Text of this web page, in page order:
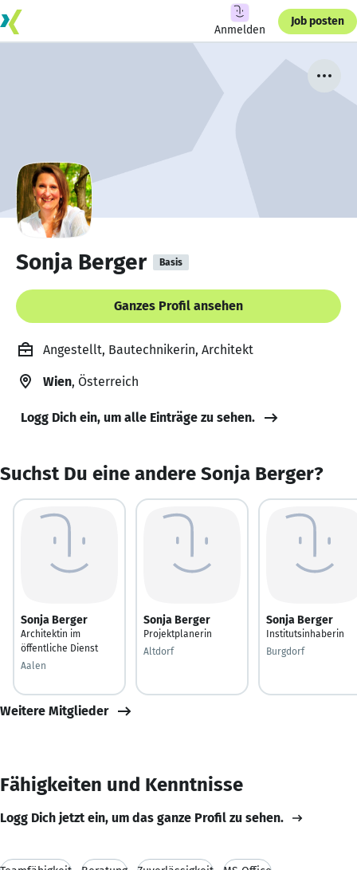
Anmelden
Job posten
Sonja Berger Basis
Ganzes Profil ansehen
Angestellt, Bautechnikerin, Architekt
Wien, Österreich
Logg Dich ein, um alle Einträge zu sehen.
Suchst Du eine andere Sonja Berger?
Sonja Berger
Architektin im
öffentliche Dienst
Aalen
Sonja Berger
Projektplanerin
Altdorf
Sonja Berger
Institutsinhaberin
Burgdorf
Weitere Mitglieder
Fähigkeiten und Kenntnisse
Logg Dich jetzt ein, um das ganze Profil zu sehen.